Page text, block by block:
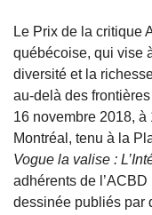
Le Prix de la critique
québécoise, qui vise
diversité et la
au-delà des
16 novembre 2018,
Montréal, tenu à la
Vogue la valise :
adhérents de
dessinée publiés par